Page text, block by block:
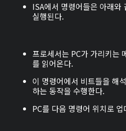
ISA에서 명령어들은 아래와
실행된다.
프로세서는 PC가 가리키는
를 읽어온다.
이 명령어에서 비트들을 해
하는 동작을 수행한다.
PC를 다음 명령어 위치로